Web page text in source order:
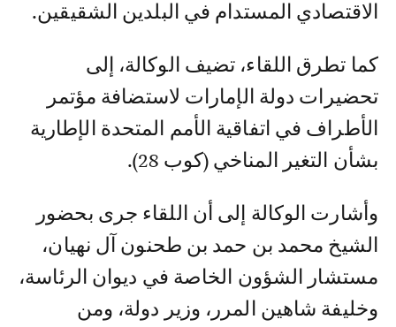
الاقتصادي المستدام في البلدين الشقيقين.
كما تطرق اللقاء، تضيف الوكالة، إلى
تحضيرات دولة الإمارات لاستضافة مؤتمر
الأطراف في اتفاقية الأمم المتحدة الإطارية
بشأن التغير المناخي (كوب 28).
وأشارت الوكالة إلى أن اللقاء جرى بحضور
الشيخ محمد بن حمد بن طحنون آل نهيان،
مستشار الشؤون الخاصة في ديوان الرئاسة،
وخليفة شاهين المرر، وزير دولة، ومن